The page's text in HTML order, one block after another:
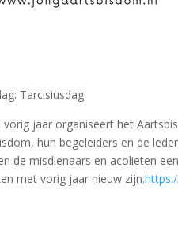
Tarcisiusdag
jaar organiseert het
hun begeleiders en de
de misdienaars en acolieten
met vorig jaar nieuw zijn